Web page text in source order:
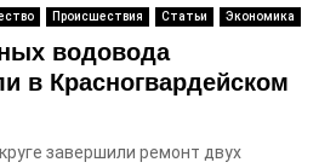
Происшествия Статьи Экономика
водовода
в Красногвардейском
завершили ремонт двух